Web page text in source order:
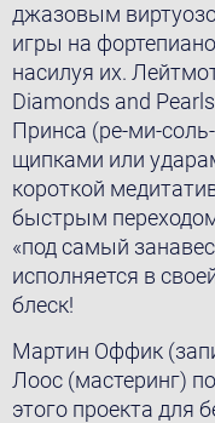
джазовым
игры на
насилуя их.
Diamonds and
Принса (ре-ми-
щипками или
короткой
быстрым
«под самый
исполняется в
блеск!
Мартин Оффик
Лоос (мастеринг)
этого проекта для